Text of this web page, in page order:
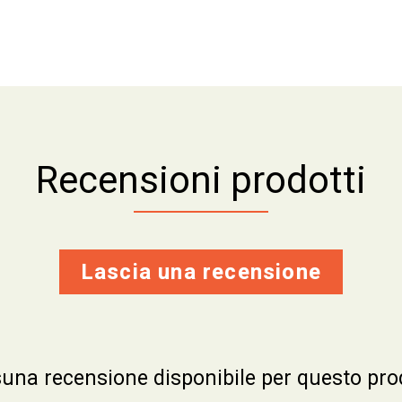
Recensioni prodotti
Lascia una recensione
recensione disponibile per questo